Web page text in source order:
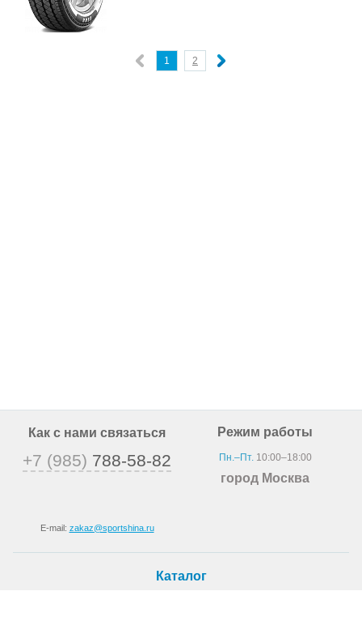
1 2
Как с нами связаться
+7 (985) 788-58-82
E-mail: zakaz@sportshina.ru
Режим работы
Пн.–Пт.10:00–18:00
город Москва
Каталог